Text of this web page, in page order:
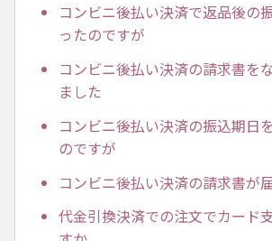
コンビニ後払い決済で返品後の
ったのですが
コンビニ後払い決済の請求書を
ました
コンビニ後払い決済の振込期日
のですが
コンビニ後払い決済の請求書が
代金引換決済での注文でカード